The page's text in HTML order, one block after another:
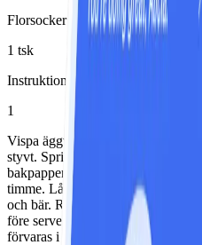
Florsocker
1 tsk
Instruktioner
1
Vispa äggvita och salt till hårt
styvt. Spritsa ut till 3 dubbla
bakpappersklädd plåt. Grädda i
timme. Låt kallna på galler. Fyll
och bär. Ringla över smält
före servering. Om de inte skall
förvaras i en burk med tätslutande